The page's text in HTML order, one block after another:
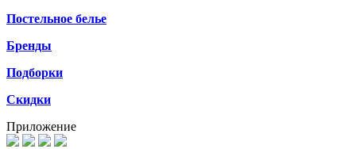
Постельное белье
Бренды
Подборки
Скидки
Приложение